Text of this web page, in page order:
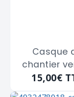
Casque
chantier
avec porte
15,00€